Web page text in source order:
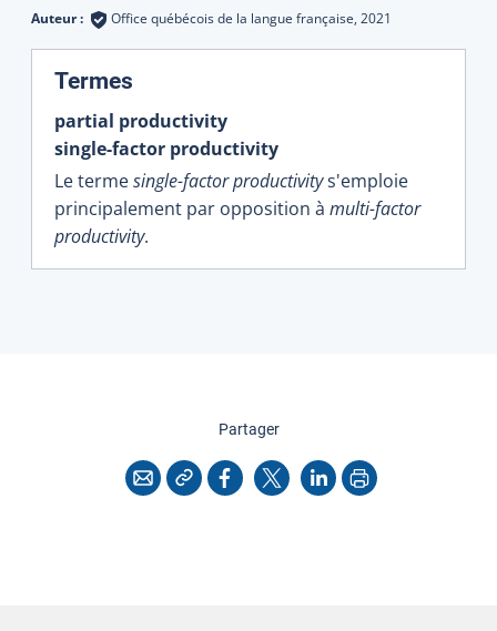
Auteur : Office québécois de la langue française, 2021
Termes
partial productivity
single-factor productivity
Le termesingle-factor productivitys'emploie
principalement par opposition à multi-factor
productivity.
Partagercette page
CourrielCopier l'adresse
Facebook
X LinkedInImprimer